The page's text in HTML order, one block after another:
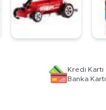
Kredi Kartı
Banka Kartı